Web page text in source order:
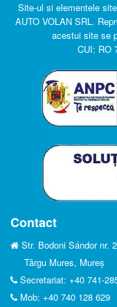
Site-ul si elementele
AUTO VOLAN SRL. R
acestui site se
CUI: RO
Contact
Str. Bodoni Sándor nr. 2
Târgu Mures, Mureș
Secretariat: +40 741-
Mob: +40 740 128 629